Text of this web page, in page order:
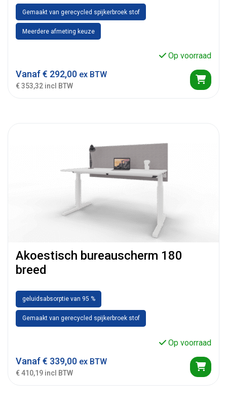
Gemaakt van gerecycled spijkerbroek stof
Meerdere afmeting keuze
Op voorraad
Vanaf€ 292,00 ex BTW
€ 353,32 incl BTW
Akoestisch bureauscherm 180
breed
geluidsabsorptie van 95 %
Gemaakt van gerecycled spijkerbroek stof
Op voorraad
Vanaf€ 339,00 ex BTW
€ 410,19 incl BTW